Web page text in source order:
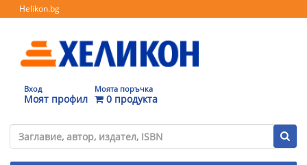
Helikon.bg
Вход
Моят профил
Моята поръчка
0 продукта